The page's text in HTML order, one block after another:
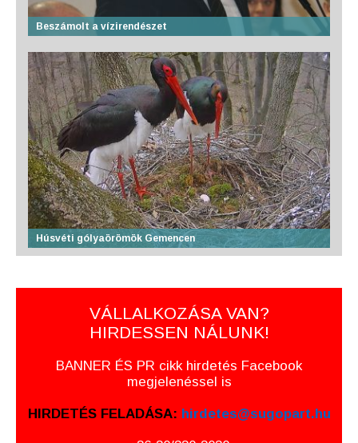
Beszámolt a vízirendészet
Húsvéti gólyaörömök Gemencen
VÁLLALKOZÁSA VAN?
HIRDESSEN NÁLUNK!
BANNER ÉS PR cikk hirdetés Facebook
megjelenéssel is
HIRDETÉS FELADÁSA: hirdetes@sugopart.hu